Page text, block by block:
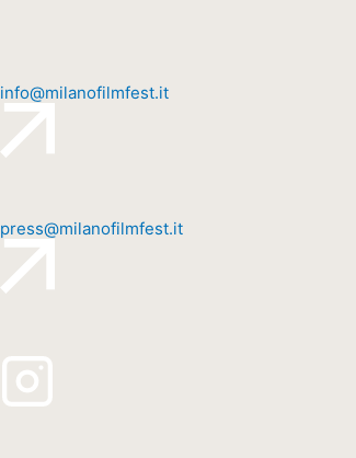
info@milanofilmfest.it
press@milanofilmfest.it